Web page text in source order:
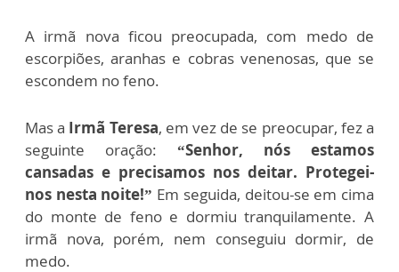
A irmã nova ficou preocupada, com medo de
escorpiões, aranhas e cobras venenosas, que se
escondem no feno.
Mas a Irmã Teresa, em vez de se preocupar, fez a
seguinte oração: “Senhor, nós estamos
cansadas e precisamos nos deitar. Protegei-
nos nesta noite!” Em seguida, deitou-se em cima
do monte de feno e dormiu tranquilamente. A
irmã nova, porém, nem conseguiu dormir, de
medo.